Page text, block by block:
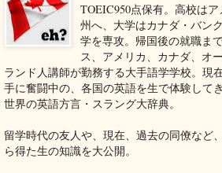
TOEIC950点保有。高校は
州へ、大学はカナダ・バン
学を専攻。帰国後の就職ま
ス、アメリカ、カナダ、オ
ランド人講師が勤務する大手語学学校。現
手に奮闘中の、各国の英語を生で体験して
世界の英語方言・スラング大辞典。
留学時代の友人や、現在、過去の同僚など
ら得た生の知識を大公開。